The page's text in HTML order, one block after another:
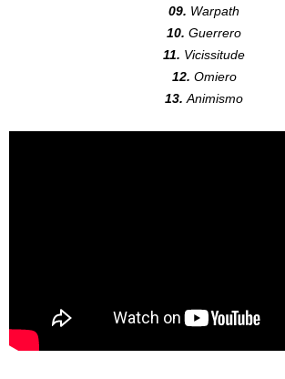
09. Warpath
10. Guerrero
11. Vicissitude
12. Omiero
13. Animismo